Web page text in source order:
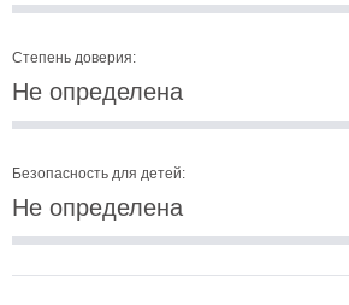
Степень доверия:
Не определена
Безопасность для детей:
Не определена